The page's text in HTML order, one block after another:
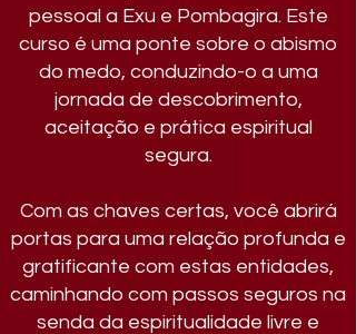
pessoal a Exu e Pombagira. Este
curso é uma ponte sobre o abismo
do medo, conduzindo-o a uma
jornada de descobrimento,
aceitação e prática espiritual
segura.
Com as chaves certas, você abrirá
portas para uma relação profunda e
gratificante com estas entidades,
caminhando com passos seguros na
senda da espiritualidade livre e